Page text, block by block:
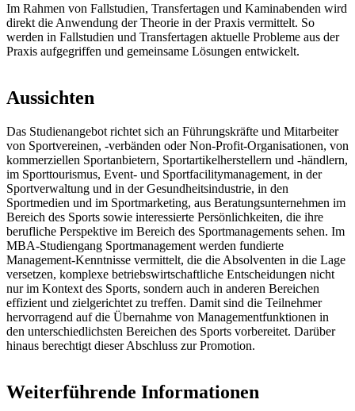
Im Rahmen von Fallstudien, Transfertagen und Kaminabenden wird
direkt die Anwendung der Theorie in der Praxis vermittelt. So
werden in Fallstudien und Transfertagen aktuelle Probleme aus der
Praxis aufgegriffen und gemeinsame Lösungen entwickelt.
Aussichten
Das Studienangebot richtet sich an Führungskräfte und Mitarbeiter
von Sportvereinen, -verbänden oder Non-Profit-Organisationen, von
kommerziellen Sportanbietern, Sportartikelherstellern und -händlern,
im Sporttourismus, Event- und Sportfacilitymanagement, in der
Sportverwaltung und in der Gesundheitsindustrie, in den
Sportmedien und im Sportmarketing, aus Beratungsunternehmen im
Bereich des Sports sowie interessierte Persönlichkeiten, die ihre
berufliche Perspektive im Bereich des Sportmanagements sehen. Im
MBA-Studiengang Sportmanagement werden fundierte
Management-Kenntnisse vermittelt, die die Absolventen in die Lage
versetzen, komplexe betriebswirtschaftliche Entscheidungen nicht
nur im Kontext des Sports, sondern auch in anderen Bereichen
effizient und zielgerichtet zu treffen. Damit sind die Teilnehmer
hervorragend auf die Übernahme von Managementfunktionen in
den unterschiedlichsten Bereichen des Sports vorbereitet. Darüber
hinaus berechtigt dieser Abschluss zur Promotion.
Weiterführende Informationen